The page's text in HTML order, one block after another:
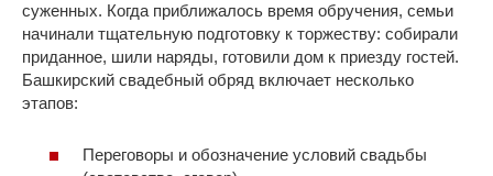
суженных. Когда приближалось время обручения, семьи
начинали тщательную подготовку к торжеству: собирали
приданное, шили наряды, готовили дом к приезду гостей.
Башкирский свадебный обряд включает несколько
этапов:
Переговоры и обозначение условий свадьбы